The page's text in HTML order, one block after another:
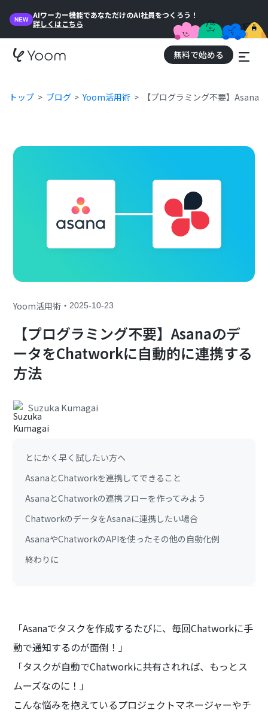
NEW
AIワーカー機能であなただけのAI社員をつくろう！
詳しくはこちら
無料で始める
トップ ブログ Yoom活用術 【プログラミング不要】
Yoom活用術 ・2025-10-23
【プログラミング不要】Asanaのデ
ータをChatworkに自動的に連携する
方法
Suzuka Kumagai
とにかく早く試したい方へ
AsanaとChatworkを連携してできること
AsanaとChatworkの連携フローを作ってみよう
ChatworkのデータをAsanaに連携したい場合
AsanaやChatworkのAPIを使ったその他の自動化例
終わりに
「Asanaでタスクを作成するたびに、毎回Chatworkに手
動で通知するのが面倒！」
「タスクが自動でChatworkに共有されれば、もっとス
ムーズなのに！」
こんな悩みを抱えているプロジェクトマネージャーやチ